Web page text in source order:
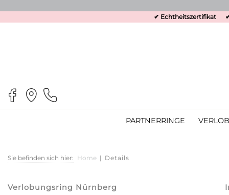
✔ Echtheitszertifikat
PARTNERRINGE
Sie befinden sich hier: Home | Details
Verlobungsring Nürnberg